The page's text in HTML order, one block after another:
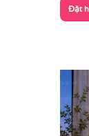
Đặt